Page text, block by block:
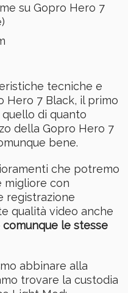
su Gopro Hero 7
tecniche e
Hero 7 Black, il primo
di quanto
della Gopro Hero 7
bene.
che potremo
migliore con
registrazione
qualità video anche
le stesse
abbinare alla
trovare la custodia